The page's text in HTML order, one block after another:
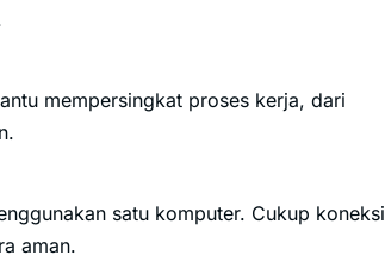
mempersingkat proses kerja, dari
satu komputer. Cukup koneksi
aman.